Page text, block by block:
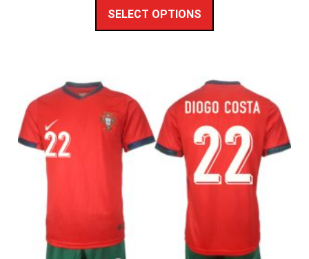
SELECT OPTIONS